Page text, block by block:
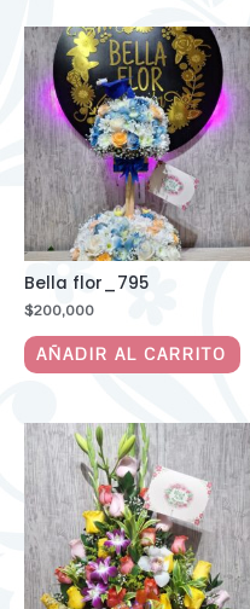
Bella flor_795
$200,000
AÑADIR AL CARRITO